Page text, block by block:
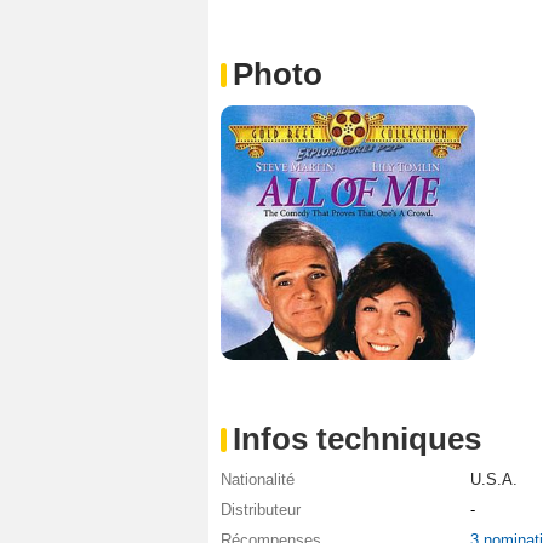
Photo
Infos techniques
Nationalité
U.S.A.
Distributeur
-